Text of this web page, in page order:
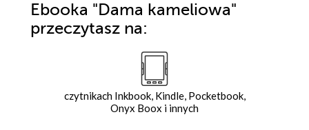
Ebooka "Dama kameliowa"
przeczytasz na:
czytnikach Inkbook, Kindle, Pocketbook,
Onyx Boox i innych